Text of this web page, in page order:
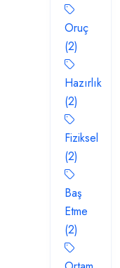
Oruç
(2)
Hazırlık
(2)
Fiziksel
(2)
Baş
Etme
(2)